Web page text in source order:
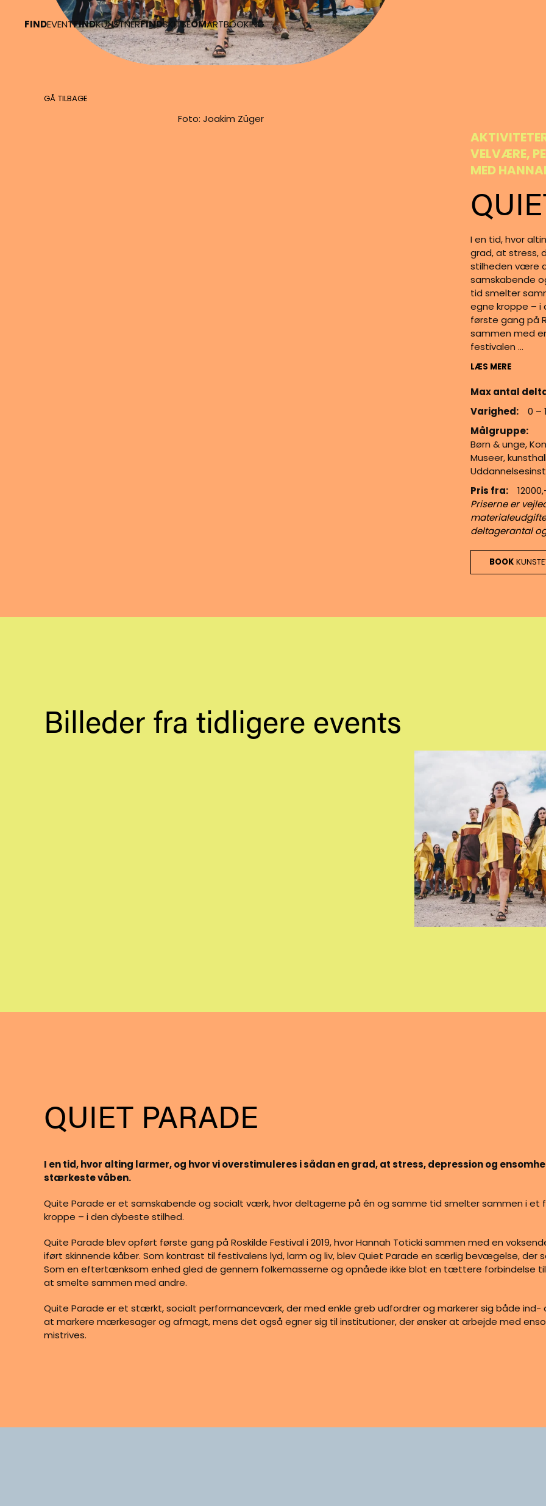
Skip to main content
FINDEVENTFINDKUNSTNERFINDSKITSEOMARTBOOKING
GÅ TILBAGE
Foto: Joakim Züger
VELVÆRE,
MED
I en tid, hvor
grad, at stress,
stilheden være
samskabende
tid smelter
egne kroppe – i
første gang på
sammen med
festivalen …
LÆS MERE
Max antal
Varighed:
0 –
Målgruppe:
Børn & unge,
Museer,
Pris fra:
Priserne er
deltagerantal
BOOK
Billeder fra tidligere events
QUIET PARADE
I en tid, hvor alting larmer, og hvor vi overstimuleres i sådan en grad, at stress, depression og
stærkeste våben.
Quite Parade er et samskabende og socialt værk, hvor deltagerne på én og samme tid smelter sammen i
kroppe – i den dybeste stilhed.
Quite Parade blev opført første gang på Roskilde Festival i 2019, hvor Hannah Toticki sammen med en
iført skinnende kåber. Som kontrast til festivalens lyd, larm og liv, blev Quiet Parade en særlig bevægelse,
Som en eftertænksom enhed gled de gennem folkemasserne og opnåede ikke blot en tættere forbindelse
at smelte sammen med andre.
Quite Parade er et stærkt, socialt performanceværk, der med enkle greb udfordrer og markerer sig både
at markere mærkesager og afmagt, mens det også egner sig til institutioner, der ønsker at arbejde med
mistrives.